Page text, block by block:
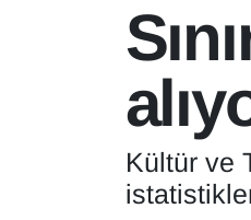
Kültür ve
Bölge Haberleri
Deprem
Dernekler, Odalar
Süper Lig Puan
Tüm Manşetler
Son Dakika Haberleri
Haber Arşivi